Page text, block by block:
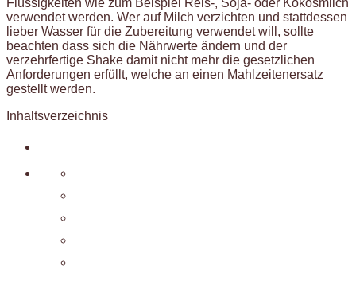
verwendet werden. Wer auf Milch verzichten und stattdessen
lieber Wasser für die Zubereitung verwendet will, sollte
beachten dass sich die Nährwerte ändern und der
verzehrfertige Shake damit nicht mehr die gesetzlichen
Anforderungen erfüllt, welche an einen Mahlzeitenersatz
gestellt werden.
Inhaltsverzeichnis